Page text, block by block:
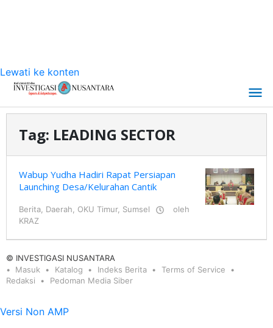
Lewati ke konten
Tag: LEADING SECTOR
Wabup Yudha Hadiri Rapat Persiapan
Launching Desa/Kelurahan Cantik
Berita Daerah OKU Timur, Sumsel
oleh
KRAZ
© INVESTIGASI NUSANTARA
Masuk
Katalog Indeks Berita
Terms of Service
Redaksi
Pedoman Media Siber
Versi Non AMP